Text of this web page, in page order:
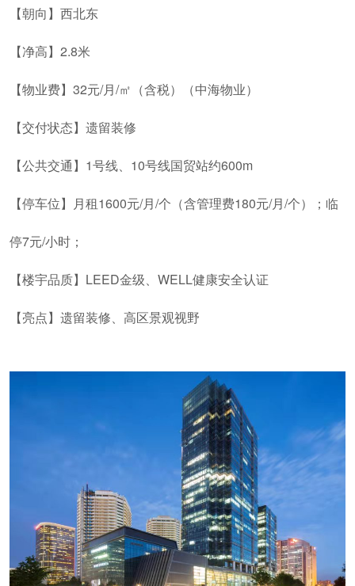
【朝向】西北东
【净高】2.8米
【物业费】32元/月/㎡（含税）（中海物业）
【交付状态】遗留装修
【公共交通】1号线、10号线国贸站约600m
【停车位】月租1600元/月/个（含管理费180元/月/个）；临
停7元/小时；
【楼宇品质】LEED金级、WELL健康安全认证
【亮点】遗留装修、高区景观视野